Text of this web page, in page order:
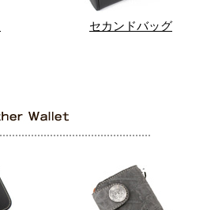
セカンドバッグ